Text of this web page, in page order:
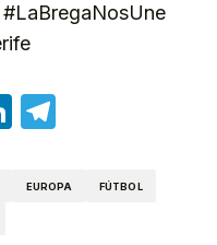
LinkedIn
EUROPA FÚTBOL